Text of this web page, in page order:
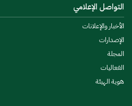
التواصل الإعلامي
الأخبار والإعلانات
الإصدارات
المجلة
الفعاليات
هوية الهيئة